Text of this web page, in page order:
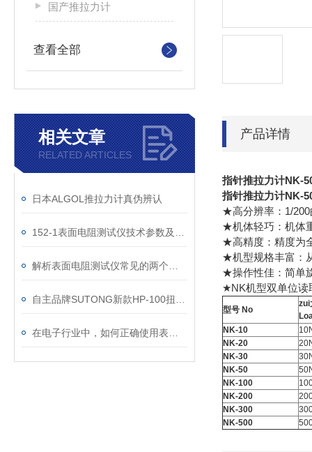
国产推拉力计
查看全部
相关文章
RELATED ARTICLES
日本ALGOL推拉力计真伪辨认
产品详情
指针推拉力计NK-
指针推拉力计NK-
★高分辨率：1/
★机体轻巧：机体
★高精度：精度为
★机型规格丰富：
★操作性佳：简单
★NK机型双单位读
型号 No
zui
NK-10
NK-20
NK-30
NK-50
NK-100
NK-200
NK-300
NK-500